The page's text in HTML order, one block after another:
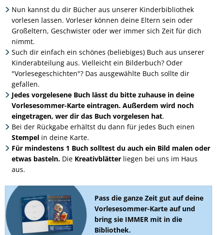
Nun kannst du dir Bücher aus unserer Kinderbibliothek
vorlesen lassen. Vorleser können deine Eltern sein oder
Großeltern, Geschwister oder wer immer sich Zeit für dich
nimmt.
Such dir einfach ein schönes (beliebiges) Buch aus unserer
Kinderabteilung aus. Vielleicht ein Bilderbuch? Oder
"Vorlesegeschichten"? Das ausgewählte Buch sollte dir
gefallen.
Jedes vorgelesene Buch lässt du bitte zuhause in deine
Vorlesesommer-Karte eintragen. Außerdem wird noch
eingetragen, wer dir das Buch vorgelesen hat.
Bei der Rückgabe erhältst du dann für jedes Buch einen
Stempel in deine Karte.
Für mindestens 1 Buch solltest du auch ein Bild malen oder
etwas basteln. Die Kreativblätter liegen bei uns im Haus
aus.
Pass die ganze Zeit gut auf deine
Vorlesesommer-Karte auf und
bring sie IMMER mit in die
Bibliothek.